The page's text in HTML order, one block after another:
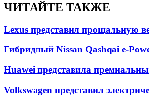
ЧИТАЙТЕ ТАКЖЕ
Lexus представил прощальную
Гибридный Nissan Qashqai e-
Huawei представила
Volkswagen представил